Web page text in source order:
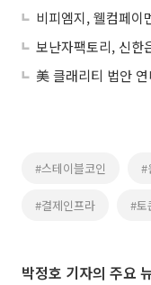
보난자팩토리, 신한
#스테이블코인 #
#결제인프라 #토
박정호 기자의 주요